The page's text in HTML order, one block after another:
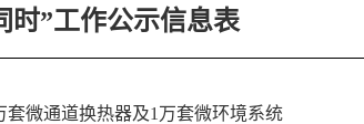
时”工作公示信息表
套微通道换热器及1万套微环境系统